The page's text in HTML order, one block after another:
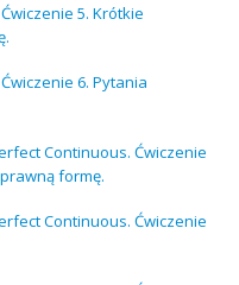
5. Krótkie
6. Pytania
Continuous. Ćwiczenie
formę.
Continuous. Ćwiczenie